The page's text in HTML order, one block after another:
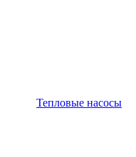
Тепловые насосы